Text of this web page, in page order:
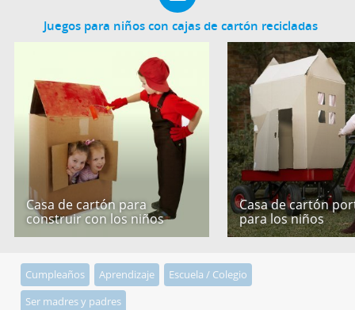
Juegos para niños con cajas de cartón recicladas
Casa de cartón para
construir con los niños
Casa de cartón
para los niños
Cumpleaños Aprendizaje
Escuela / Colegio
Ser madres y padres